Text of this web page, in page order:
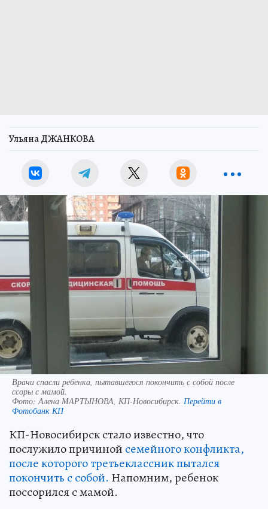
Ульяна ДЖАНКОВА
Врачи спасли ребенка, пытавшегося покончить с собой после
ссоры с мамой.
Фото:Алена МАРТЫНОВА, КП-Новосибирск. Перейти в
Фотобанк КП
КП-Новосибирск стало известно, что
послужило причиной семейного конфликта,
после которого третьеклассник пытался
покончить с собой. Напомним, ребенок
поссорился с мамой.